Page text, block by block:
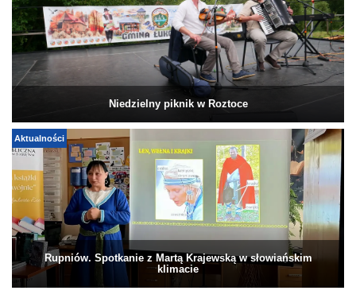
Niedzielny piknik w Roztoce
Aktualności
Rupniów. Spotkanie z Martą Krajewską w słowiańskim
klimacie